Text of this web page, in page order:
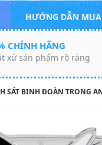
Khóa: Shop Long
Máy tính bàn, Máy
HƯỚNG DẪN
CHÍNH HÃNG
xứ sản phẩm rõ ràng
SÁT BINH ĐOÀN TRONG